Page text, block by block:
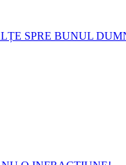
SPRE BUNUL